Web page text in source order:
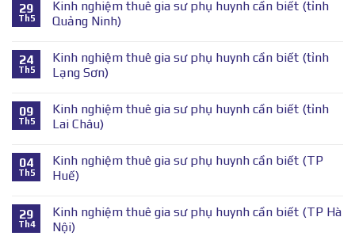
29
Th5
Kinh nghiệm thuê gia sư phụ huynh cần biết (tỉnh
Quảng Ninh)
24
Th5
Kinh nghiệm thuê gia sư phụ huynh cần biết (tỉnh
Lạng Sơn)
09
Th5
Kinh nghiệm thuê gia sư phụ huynh cần biết (tỉnh
Lai Châu)
04
Th5
Kinh nghiệm thuê gia sư phụ huynh cần biết (TP
Huế)
29
Th4
Kinh nghiệm thuê gia sư phụ huynh cần biết (TP Hà
Nội)